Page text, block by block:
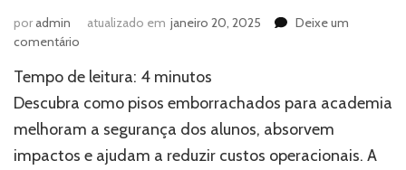
poradmin atualizado em janeiro 20, 2025
Deixe um
comentário
pisos
emborrachados
aumentam
a
segurança
Tempo de leitura: 4 minutos
Descubra como pisos emborrachados para academia
melhoram a segurança dos alunos, absorvem
impactos e ajudam a reduzir custos operacionais. A